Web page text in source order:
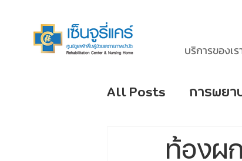
บริการของเร
All Posts การพยา
โรคหลอดเลือดส
ท้องผู